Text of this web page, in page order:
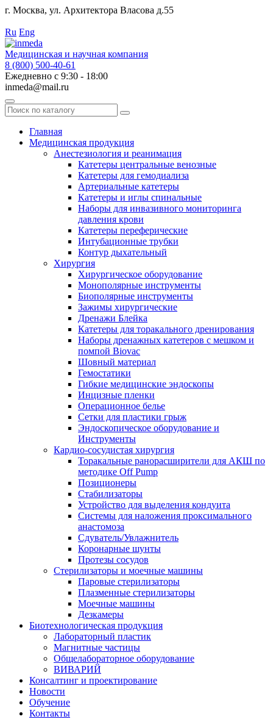
г. Москва, ул. Архитектора Власова д.55
Ru Eng
Медицинская и научная компания
8 (800) 500-40-61
Ежедневно с 9:30 - 18:00
inmeda@mail.ru
Поиск
по
каталогуГлавная
Медицинская продукция
Анестезиология и реанимация
Катетеры центральные венозные
Катетеры для гемодиализа
Артериальные катетеры
Катетеры и иглы спинальные
Наборы для инвазивного мониторинга
давления крови
Катетеры переферические
Интубационные трубки
Контур дыхательный
Хирургия
Хирургическое оборудование
Монополярные инструменты
Биополярные инструменты
Зажимы хирургические
Дренажи Блейка
Катетеры для торакального дренирования
Наборы дренажных катетеров с мешком и
помпой Biovac
Шовный материал
Гемостатики
Гибкие медицинские эндоскопы
Инцизные пленки
Операционное белье
Сетки для пластики грыж
Эндоскопическое оборудование и
Инструменты
Кардио-сосудистая хирургия
Торакальные ранорасширители для АКШ по
методике Off Pump
Позиционеры
Стабилизаторы
Устройство для выделения кондуита
Системы для наложения проксимального
анастомоза
Сдуватель/Увлажнитель
Коронарные шунты
Протезы сосудов
Стерилизаторы и моечные машины
Паровые стерилизаторы
Плазменные стерилизаторы
Моечные машины
Дезкамеры
Биотехнологическая продукция
Лабораторный пластик
Магнитные частицы
Общелабораторное оборудование
ВИВАРИЙ
Консалтинг и проектирование
Новости
Обучение
Контакты